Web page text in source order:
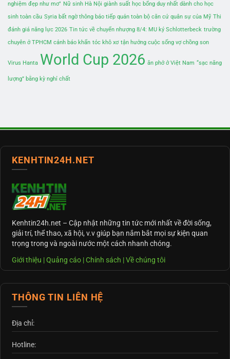
nghiệm đẹp như mơ" Nữ sinh Hà Nội giành suất học bổng duy nhất dành cho học
sinh toàn cầu Syria bất ngờ thông báo tiếp quản toàn bộ căn cứ quân sự của Mỹ Thi
đánh giá năng lực 2026 Tin tức về chuyển nhượng 8/4: MU ký Schlotterbeck trường
chuyên ở TPHCM cảnh báo khẩn tóc khô xơ tận hưởng cuộc sống vợ chồng son
Virus Hanta World Cup 2026 ăn phở ở Việt Nam “sạc năng
lượng” bằng kỳ nghỉ chất
KENHTIN24H.NET
Kenhtin24h.net – Cập nhật những tin tức mới nhất về đời sống,
giải trí, thể thao, xã hội, v.v giúp bạn nắm bắt mọi sự kiện quan
trọng trong và ngoài nước một cách nhanh chóng.
Giới thiệu |Quảng cáo |Chính sách |Về chúng tôi
THÔNG TIN LIÊN HỆ
Địa chỉ:
Hotline: